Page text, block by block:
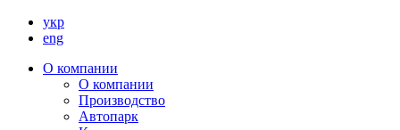
укр
eng
О компании
О компании
Производство
Автопарк